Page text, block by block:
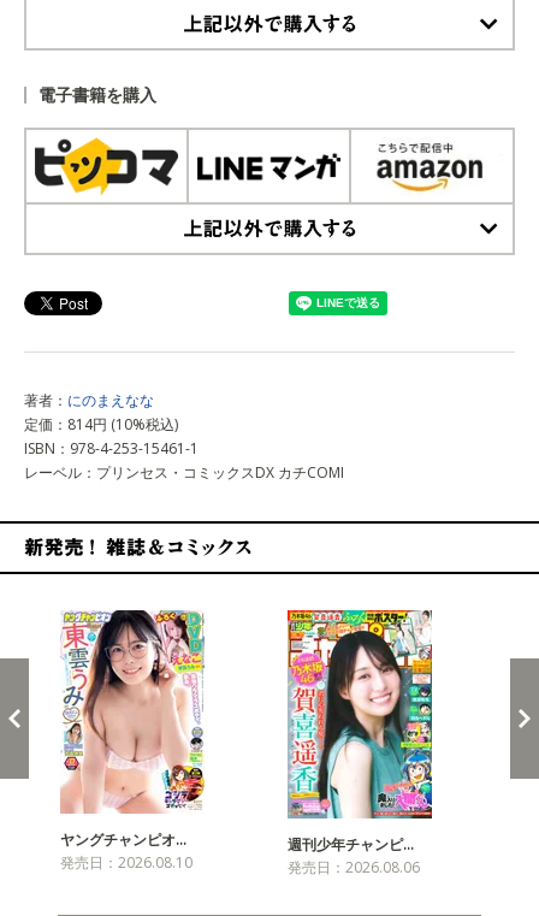
電子書籍を購入
著者： にのまえなな
定価：814円 (10%税込)
ISBN：978-4-253-15461-1
レーベル：プリンセス・コミックスDX カチCOMI
ヤングチャンピオ…
発売日：2026.08.10
週刊少年チャンピ…
発売日：2026.08.06